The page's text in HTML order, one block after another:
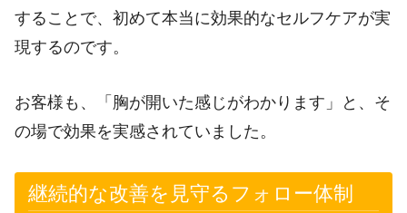
することで、初めて本当に効果的なセルフケアが実
現するのです。
お客様も、「胸が開いた感じがわかります」と、そ
の場で効果を実感されていました。
継続的な改善を見守るフォロー体制